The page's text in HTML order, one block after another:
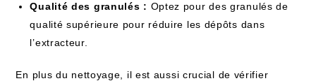
Qualité des granulés : Optez pour des granulés de
qualité supérieure pour réduire les dépôts dans
l’extracteur.
En plus du nettoyage, il est aussi crucial de vérifier